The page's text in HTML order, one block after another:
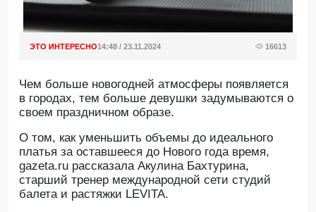
ЭТО ИНТЕРЕСНО14:48 / 23.11.2024 16613
Чем больше новогодней атмосферы появляется
в городах, тем больше девушки задумываются о
своем праздничном образе.
О том, как уменьшить объемы до идеального
платья за оставшееся до Нового года время,
gazeta.ru рассказала Акулина Бахтурина,
старший тренер международной сети студий
балета и растяжки LEVITA.